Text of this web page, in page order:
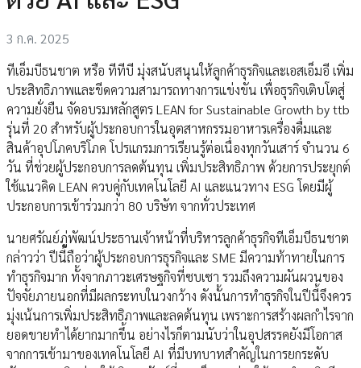
3 ก.ค. 2025
ทีเอ็มบีธนชาต หรือ ทีทีบี มุ่งสนับสนุนให้ลูกค้าธุรกิจและเอสเอ็มอี เพิ่ม
ประสิทธิภาพและขีดความสามารถทางการแข่งขัน เพื่อธุรกิจเติบโตสู่
ความยั่งยืน จัดอบรมหลักสูตร LEAN for Sustainable Growth by ttb
รุ่นที่ 20 สำหรับผู้ประกอบการในอุตสาหกรรมอาหารเครื่องดื่มและ
สินค้าอุปโภคบริโภค โปรแกรมการเรียนรู้ต่อเนื่องทุกวันเสาร์ จำนวน 6
วัน ที่ช่วยผู้ประกอบการลดต้นทุน เพิ่มประสิทธิภาพ ด้วยการประยุกต์
ใช้แนวคิด LEAN ควบคู่กับเทคโนโลยี AI และแนวทาง ESG โดยมีผู้
ประกอบการเข้าร่วมกว่า 80 บริษัท จากทั่วประเทศ
นายศรัณย์ภู่พัฒน์ประธานเจ้าหน้าที่บริหารลูกค้าธุรกิจทีเอ็มบีธนชาต
กล่าวว่า ปีนี้ถือว่าผู้ประกอบการธุรกิจและ SME มีความท้าทายในการ
ทำธุรกิจมาก ทั้งจากภาวะเศรษฐกิจที่ซบเซา รวมถึงความผันผวนของ
ปัจจัยภายนอกที่มีผลกระทบในวงกว้าง ดังนั้นการทำธุรกิจในปีนี้จึงควร
มุ่งเน้นการเพิ่มประสิทธิภาพและลดต้นทุน เพราะการสร้างผลกำไรจาก
ยอดขายทำได้ยากมากขึ้น อย่างไรก็ตามนับว่าในอุปสรรคยังมีโอกาส
จากการเข้ามาของเทคโนโลยี AI ที่มีบทบาทสำคัญในการยกระดับ